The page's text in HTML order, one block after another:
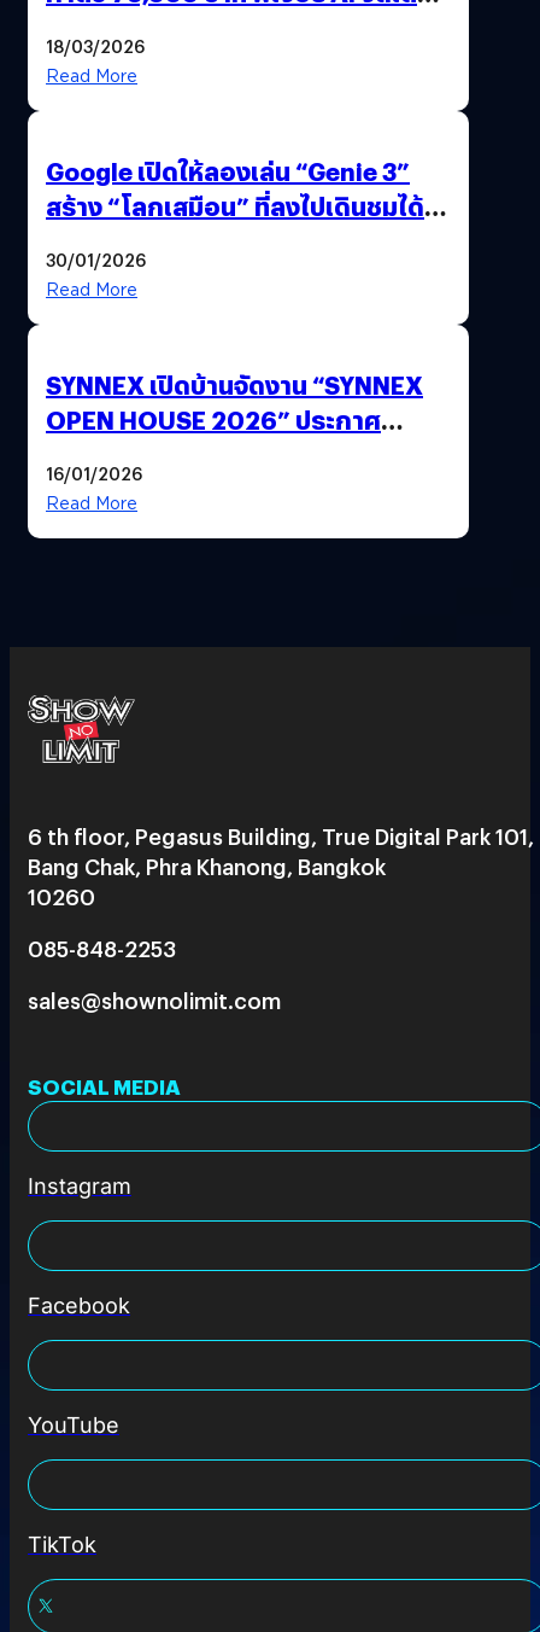
18/03/2026
Read More
Google เปิดให้ลองเล่น “Genie 3”
สร้าง “โลกเสมือน” ที่ลงไปเดินชมได้
30/01/2026
Read More
SYNNEX เปิดบ้านจัดงาน “SYNNEX
OPEN HOUSE 2026” ประกาศ
ได้ 53,000 ล้านบาท
16/01/2026
Read More
6 th floor, Pegasus Building, True Digital Park 101,
Bang Chak, Phra Khanong, Bangkok
10260
085-848-2253
sales@shownolimit.com
SOCIAL MEDIA
Instagram
Facebook
YouTube
TikTok